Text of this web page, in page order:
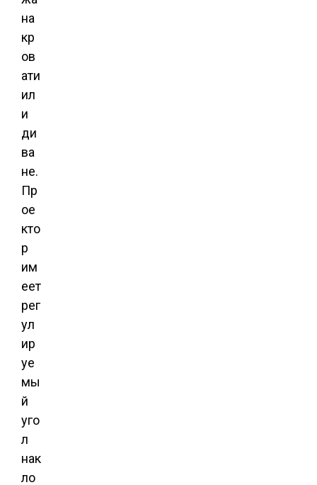
на
кр
ов
ати
ил
и
ди
ва
не.
Пр
ое
кто
р
им
еет
рег
ул
ир
уе
мы
й
уго
л
нак
ло